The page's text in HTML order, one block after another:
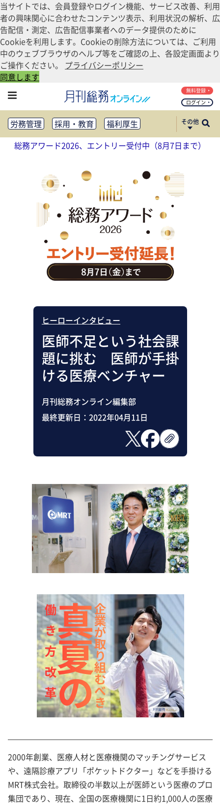
当サイトでは、会員登録やログイン機能、サービス改善、利用
者の興味関心に合わせたコンテンツ表示、利用状況の解析、広
告配信・測定、広告配信事業者へのデータ提供のために
Cookieを利用します。Cookieの削除方法については、ご利用
中のウェブブラウザのヘルプ等をご確認の上、各設定画面より
ご操作ください。 プライバシーポリシー
同意します
ログイン
無料登録
労務管理 採用・教育
福利厚生
健康経営
働き方改革
法務・コンプライアンス
リスクマネジメント・BCP
社外・社内広報
社外・社内コミュニケーション活性化
FM・オフィス移転
CSR・SDGs
テクノロジー活用・DX
助成金・補助金・コスト削減
アウトソーシング・BPO
調査・レポート
その他
総務アワード2026、エントリー受付中（8月7日まで）
ヒーローインタビュー
医師不足という社会課
題に挑む 医師が手掛
ける医療ベンチャー
月刊総務オンライン編集部
最終更新日： 2022年04月11日
2000年創業、医療人材と医療機関のマッチングサービス
や、遠隔診療アプリ「ポケットドクター」などを手掛ける
MRT株式会社。取締役の半数以上が医師という医療のプロ
集団であり、現在、全国の医療機関に1日約1,000人の医療